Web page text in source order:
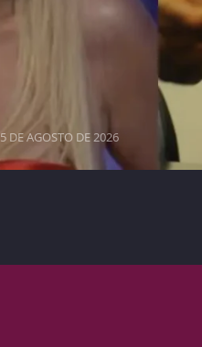
5 DE AGOSTO DE 2026